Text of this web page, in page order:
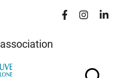
d'accessibilité
Lien vers le
Lien vers
Lien